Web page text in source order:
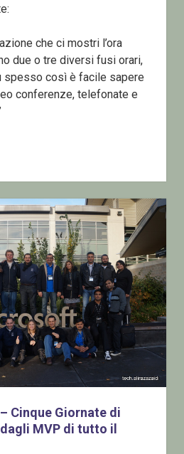
che ci mostri l’ora
due o tre diversi fusi orari,
spesso così è facile sapere
conferenze, telefonate e
Cinque Giornate di
MVP di tutto il